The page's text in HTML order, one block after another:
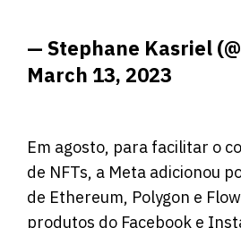
— Stephane Kasriel
March 13, 2023
Em agosto, para facilitar o
de NFTs, a Meta adicionou
de Ethereum, Polygon e
produtos do Facebook e